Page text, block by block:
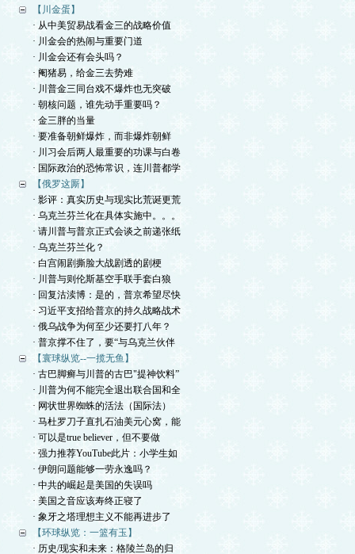
【川金蛋】
· 从中美贸易战看金三的战略价值
· 川金会的热闹与重要门道
· 川金会还有会头吗？
· 阉猪易，给金三去势难
· 川普金三同台戏不爆炸也无突破
· 朝核问题，谁先动手重要吗？
· 金三胖的当量
· 要准备朝鲜爆炸，而非爆炸朝鲜
· 川习会后两人最重要的功课与白卷
· 国际政治的恐怖常识，连川普都学
【俄罗这厮】
· 影评：真实历史与现实比荒诞更荒
· 乌克兰芬兰化在具体实施中。。。
· 请川普与普京正式会谈之前递张纸
· 乌克兰芬兰化？
· 白宫闹剧撕脸大战剧透的剧梗
· 川普与则伦斯基空手联手套白狼
· 回复沽渎博：是的，普京希望尽快
· 习近平支招给普京的持久战略战术
· 俄乌战争为何至少还要打八年？
· 普京撑不住了，要“与乌克兰伙伴
【寰球纵览--一揽无鱼】
· 古巴脚癣与川普的古巴"提神饮料”
· 川普为何不能完全退出联合国和全
· 网状世界蜘蛛的活法（国际法）
· 马杜罗刀子直扎石油美元心窝，能
· 可以是true believer，但不要做
· 强力推荐YouTube此片：小学生如
· 伊朗问题能够一劳永逸吗？
· 中共的崛起是美国的失误吗
· 美国之音应该寿终正寝了
· 象牙之塔理想主义不能再进步了
【环球纵览：一篮有玉】
· 历史/现实和未来：格陵兰岛的归